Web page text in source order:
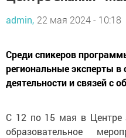
admin, 22 мая 2024 - 10:18
Среди спикеров
региональные эксперты в
деятельности и связей с
С 12 по 15 мая в Центре
образовательное